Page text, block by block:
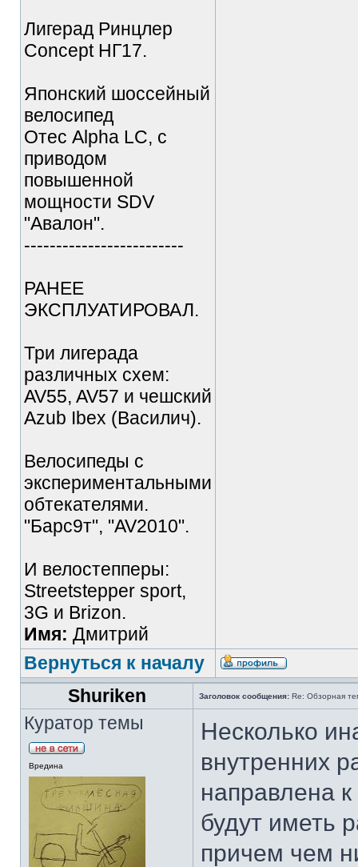
Лигерад Ринцлер
Concept НГ17.
Японский шоссейный
велосипед
Отес Alpha LC, с
приводом
повышенной
мощности SDV
"Авалон".
-------------------------
РАНЕЕ
ЭКСПЛУАТИРОВАЛ.
Три лигерада
различных схем:
AV55, AV57 и чешский
Azub Ibex (Василич).
Велосипеды с
экспериментальными
обтекателями.
"Барс9т", "AV2010".
И велостепперы:
Streetstepper sport,
3G и Brizon.
Имя: Дмитрий
Вернуться к началу
Shuriken
Заголовок сообщения: Re: Обзорная
Куратор темы
Вредина
Несколько
внутренних
направлена
будут иметь
причем чем